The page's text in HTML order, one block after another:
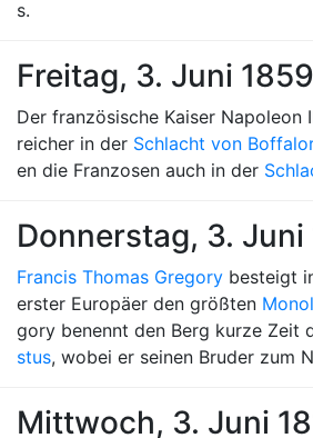
s.
Freitag, 3. Juni 1859
Der französische Kaiser Napoleon
reicher in der Schlacht von
en die Franzosen auch in der
Donnerstag, 3. Juni
Francis Thomas Gregory besteigt
erster Europäer den größten
gory benennt den Berg kurze Zeit
stus, wobei er seinen Bruder zum
Mittwoch, 3. Juni